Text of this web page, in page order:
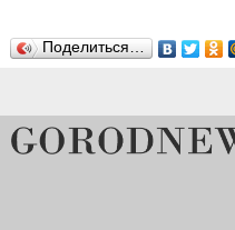
Поделиться…